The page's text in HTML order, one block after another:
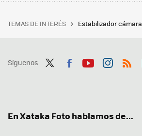
TEMAS DE INTERÉS Estabilizador cámara
Síguenos
En Xataka Foto hablamos de...